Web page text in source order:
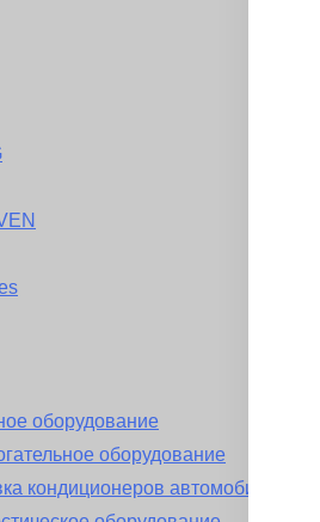
оборудование
оборудование
кондиционеров автомобиля